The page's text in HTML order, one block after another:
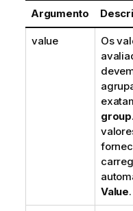
Argumento
value
Os
group
Value.